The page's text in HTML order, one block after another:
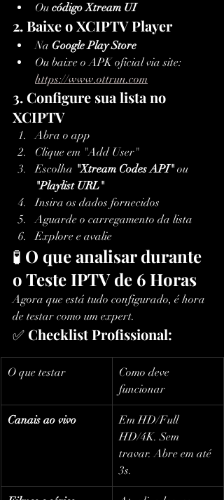
Ou código Xtream UI
2. Baixe o XCIPTV Player
Na Google Play Store
Ou baixe o APK oficial via site:
https://www.ottrun.com
3. Configure sua lista no
XCIPTV
Abra o app
Clique em "Add User"
Escolha "Xtream Codes API" ou
"Playlist URL"
Insira os dados fornecidos
Aguarde o carregamento da lista
Explore e avalie
🧪 O que analisar durante
o Teste IPTV de 6 Horas
Agora que está tudo configurado, é hora
de testar como um expert.
✅ Checklist Profissional:
O que testar
Como deve
funcionar
Canais ao vivo
Em HD/Full
HD/4K. Sem
travar. Abre em até
3s.